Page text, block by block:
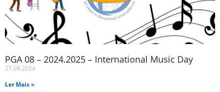
PGA 08 – 2024.2025 – International Music Day
27.09.2024
Ler Mais »